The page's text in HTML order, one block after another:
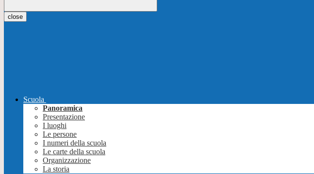
close
Scuola
Panoramica
Presentazione
I luoghi
Le persone
I numeri della scuola
Le carte della scuola
Organizzazione
La storia